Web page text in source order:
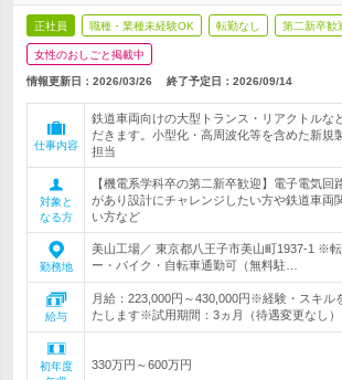
正社員 職種・業種未経験OK 転勤なし 第二新卒歓
女性のおしごと掲載中
情報更新日：2026/03/26 終了予定日： 2026/09/14
仕事内容
鉄道車両向けの大型トランス・リアクトルな
だきます。小型化・高周波化等を含めた新規
担当
対象と
なる方
【機電系学科卒の第二新卒歓迎】電子電気回
があり設計にチャレンジしたい方や鉄道車両
い方など
勤務地
美山工場／ 東京都八王子市美山町1937-1 ※
ー・バイク・自転車通勤可（無料駐…
給与
月給：223,000円～430,000円※経験・スキル
たします※試用期間：3ヵ月（待遇変更なし）
初年度
330万円～600万円